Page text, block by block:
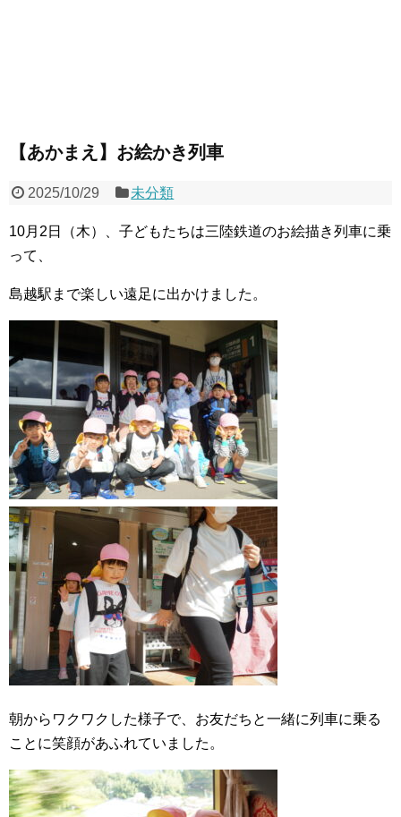
【あかまえ】お絵かき列車
2025/10/29 未分類
10月2日（木）、子どもたちは三陸鉄道のお絵描き列車に乗
って、
島越駅まで楽しい遠足に出かけました。
朝からワクワクした様子で、お友だちと一緒に列車に乗る
ことに笑顔があふれていました。